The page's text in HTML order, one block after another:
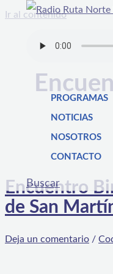
Ir al contenido
PROGRAMAS
NOTICIAS
NOSOTROS
CONTACTO
Buscar
Encuentro
de San
Deja un comentario /